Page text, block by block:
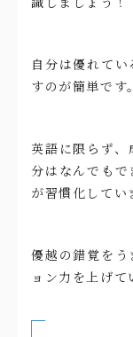
自分は優れて
すのが簡単です。
英語に限らず
分はなんでもで
が習慣化してい
優越の錯覚を
ョン力を上げて